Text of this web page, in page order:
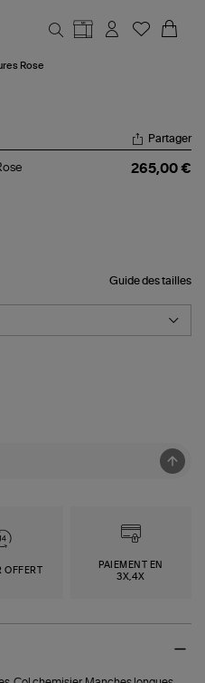
Rose
Partager
265,00 €
Guide des tailles
OFFERT
PAIEMENT EN
3X,4X